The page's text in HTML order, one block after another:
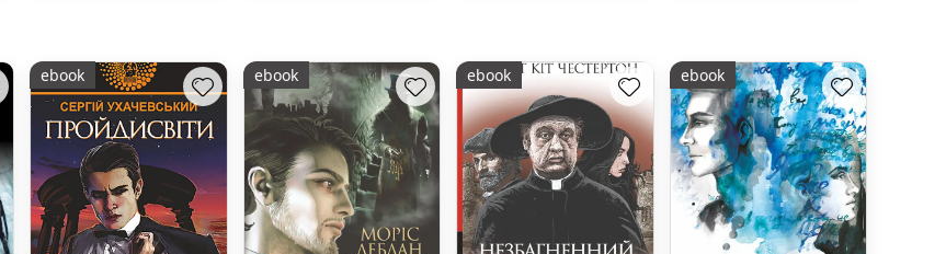
ebook ebook ebook ebook